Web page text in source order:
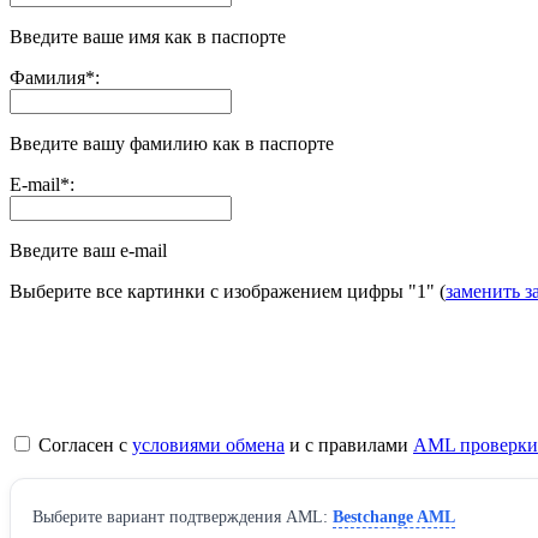
Введите ваше имя как в паспорте
Фамилия*:
Введите вашу фамилию как в паспорте
E-mail*:
Введите ваш e-mail
Выберите все картинки с изображением цифры "1" (заменить
Согласен с условиями обмена и с правилами AML проверки
Выберите вариант подтверждения AML: Bestchange AML